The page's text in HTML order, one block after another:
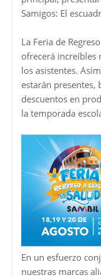
Samigos: El
La Feria de
ofrecerá increíbles
los asistentes.
estarán
descuentos en
la temporada
En un esfuerzo
nuestras marcas